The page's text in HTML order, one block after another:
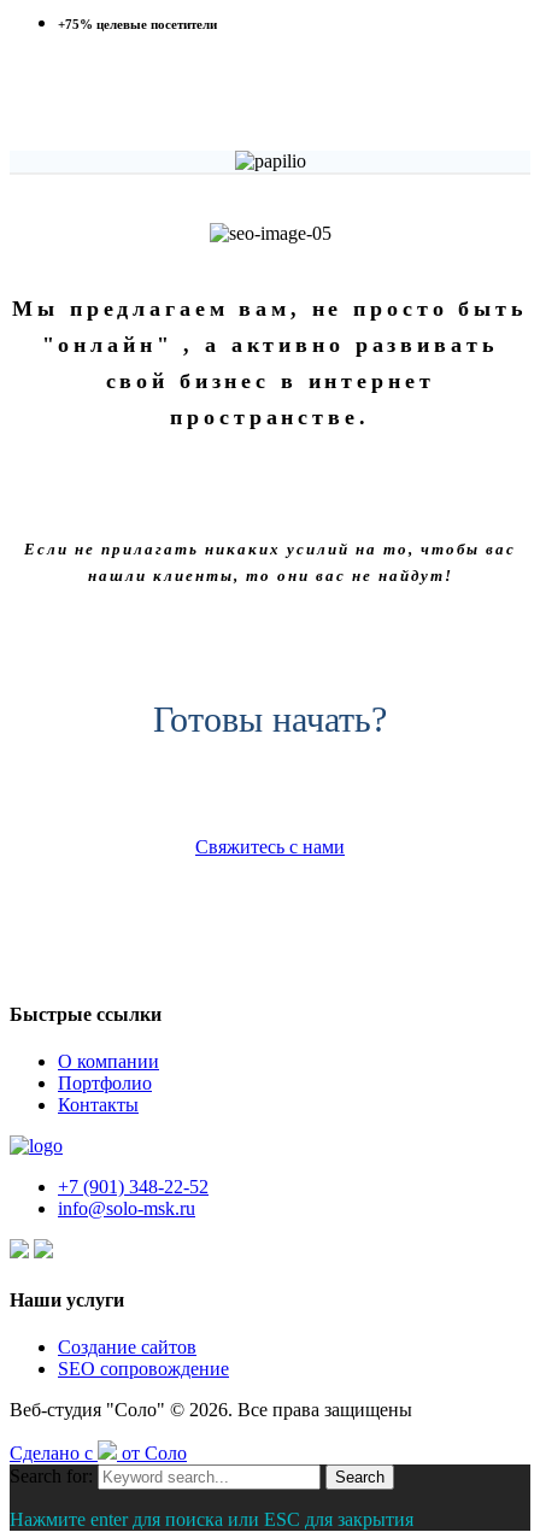
+75% целевые посетители
Мы предлагаем вам, не просто быть
"онлайн" , а активно развивать
свой бизнес в интернет
пространстве.
Если не прилагать никаких усилий на то, чтобы вас
нашли клиенты, то они вас не найдут!
Готовы начать?
Свяжитесь с нами
Быстрые ссылки
О компании
Портфолио
Контакты
+7 (901) 348-22-52
info@solo-msk.ru
Наши услуги
Создание сайтов
SEO сопровождение
Веб-студия "Соло" © 2026. Все права защищены
Сделано с
от Соло
Search for:
Search
Нажмите enter для поиска или ESC для закрытия